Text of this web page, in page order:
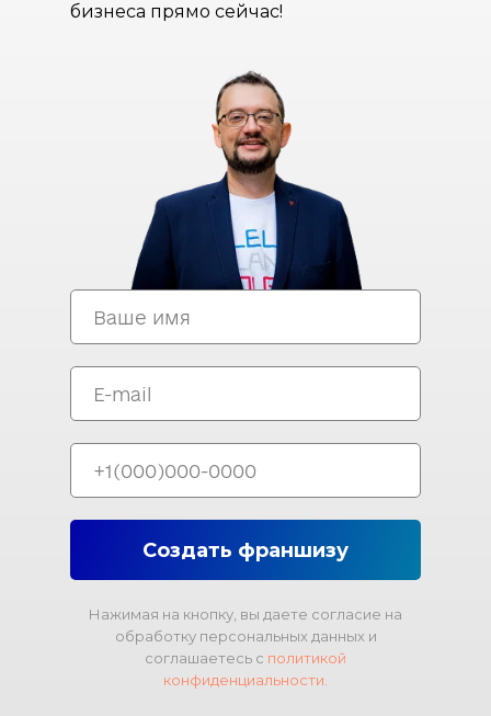
бизнеса прямо сейчас!
Нажимая на кнопку, вы даете согласие на
обработку персональных данных и
соглашаетесь с политикой
конфиденциальности.
Создать франшизу